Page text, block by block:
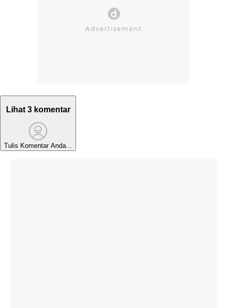
Lihat 3 komentar
Tulis Komentar Anda...